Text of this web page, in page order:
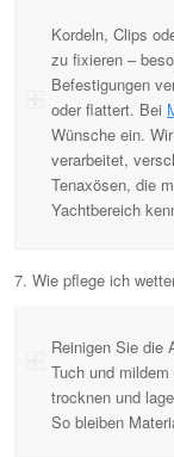
Kordeln, Clips
zu fixieren –
Befestigungen
oder flattert. Bei
Wünsche ein.
verarbeitet,
Tenaxösen, die
Yachtbereich
7. Wie pflege ich
Reinigen Sie die
Tuch und
trocknen und
So bleiben